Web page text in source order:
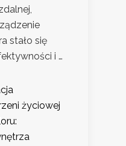
stało się
i …
życiowej